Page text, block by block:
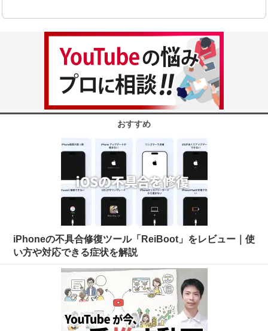
おすすめ
iPhoneの不具合修復ツール「ReiBoot」をレビュー｜使
い方や対応できる症状を解説